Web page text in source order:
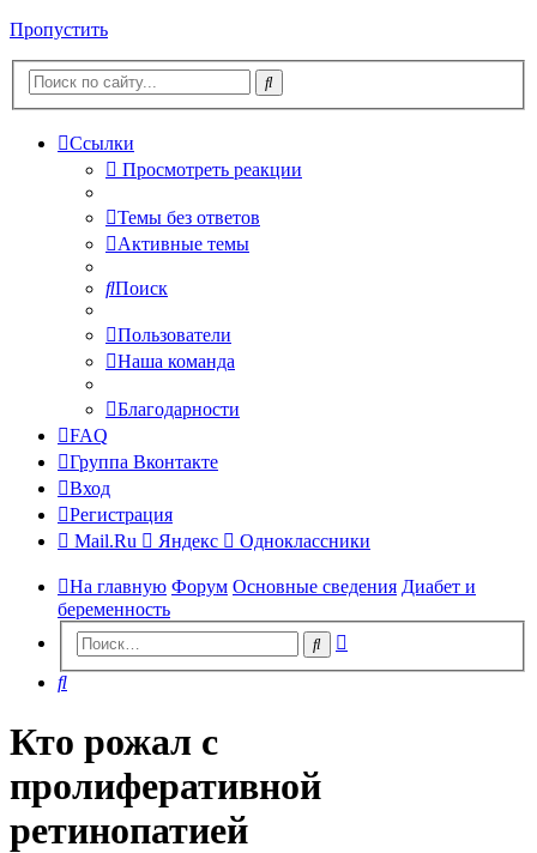
Пропустить
Ссылки
Просмотреть реакции
Темы без ответов
Активные темы
Поиск
Пользователи
Наша команда
Благодарности
FAQ
Группа Вконтакте
Вход
Регистрация
Mail.Ru
Яндекс Одноклассники
На главную Форум Основные сведения Диабет и
беременность
Поиск
Поиск
Кто рожал с
пролиферативной
ретинопатией